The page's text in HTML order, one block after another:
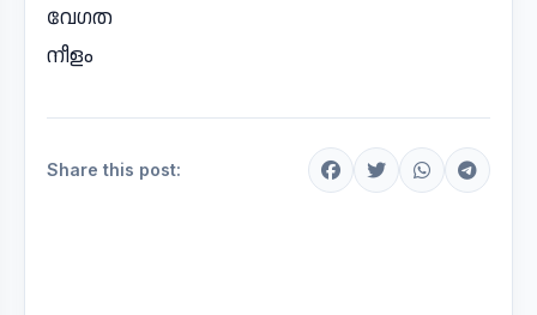
വേഗത
നീളം
Share this post: